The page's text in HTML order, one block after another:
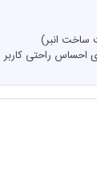
ساخت انبر)
راحتی کاربر